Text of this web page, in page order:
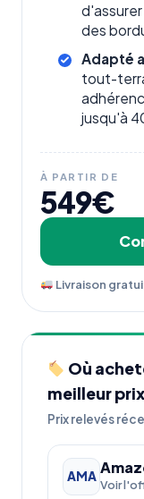
des
Adapté
tout-
jusqu'à
À PARTIR DE
549€
Livraison
Où
meilleur
Prix relevés
AMA
Voir